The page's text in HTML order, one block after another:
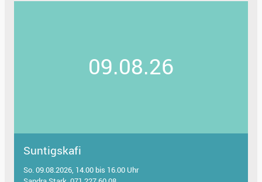
09.08.26
Suntigskafi
So. 09.08.2026, 14.00 bis 16.00 Uhr